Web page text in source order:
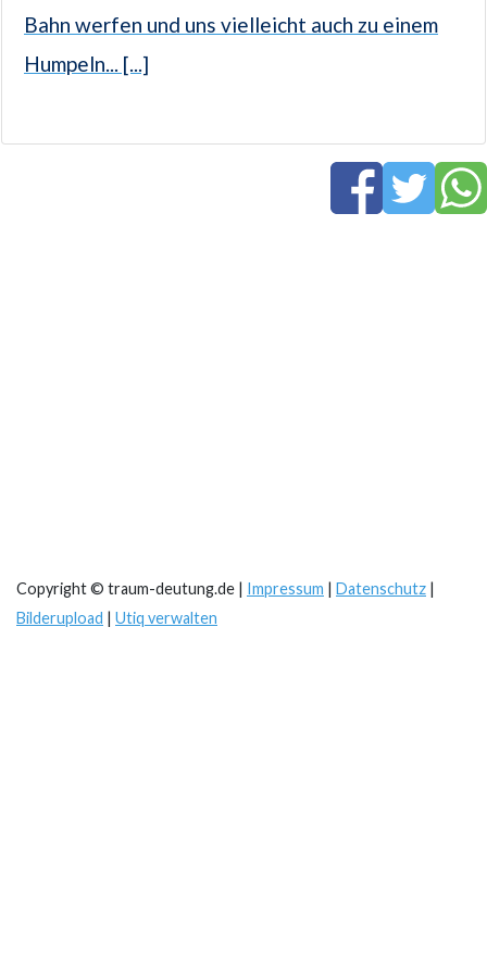
Bahn werfen und uns vielleicht auch zu einem
Humpeln... [...]
Copyright © traum-deutung.de | Impressum | Datenschutz |
Bilderupload | Utiq verwalten